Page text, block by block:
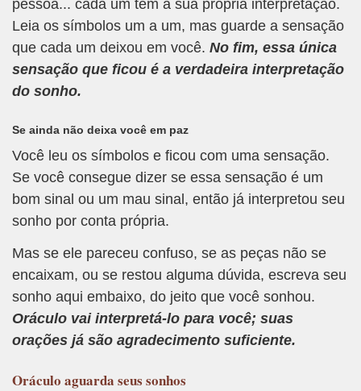
pessoa... cada um tem a sua própria interpretação.
Leia os símbolos um a um, mas guarde a sensação
que cada um deixou em você. No fim, essa única
sensação que ficou é a verdadeira interpretação
do sonho.
Se ainda não deixa você em paz
Você leu os símbolos e ficou com uma sensação.
Se você consegue dizer se essa sensação é um
bom sinal ou um mau sinal, então já interpretou seu
sonho por conta própria.
Mas se ele pareceu confuso, se as peças não se
encaixam, ou se restou alguma dúvida, escreva seu
sonho aqui embaixo, do jeito que você sonhou.
Oráculo vai interpretá-lo para você; suas
orações já são agradecimento suficiente.
Oráculo aguarda seus sonhos